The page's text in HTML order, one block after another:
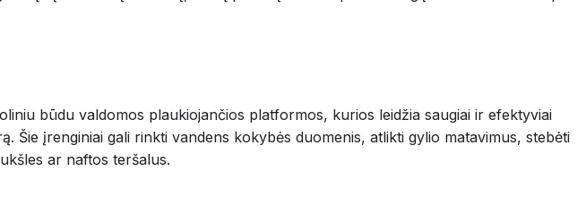
būdu valdomos plaukiojančios platformos, kurios leidžia saugiai ir efektyviai
įrenginiai gali rinkti vandens kokybės duomenis, atlikti gylio matavimus, stebėti
ar naftos teršalus.